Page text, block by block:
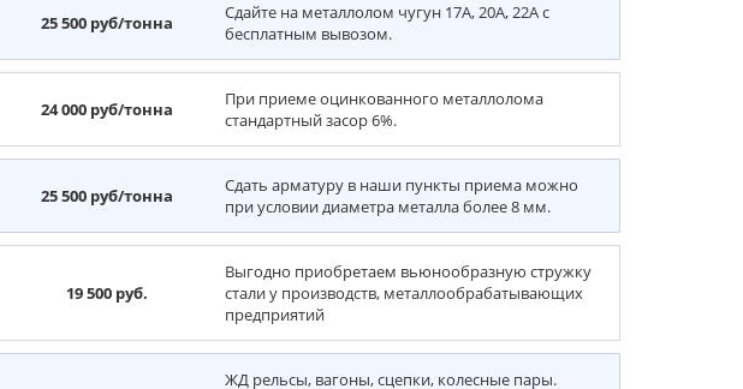
25 500 руб/тонна
Сдайте на металлолом чугун 17А, 20А, 22А с
бесплатным вывозом.
24 000 руб/тонна
При приеме оцинкованного металлолома
стандартный засор 6%.
25 500 руб/тонна
Сдать арматуру в наши пункты приема можно
при условии диаметра металла более 8 мм.
19 500 руб.
Выгодно приобретаем вьюнообразную стружку
стали у производств, металлообрабатывающих
предприятий
ЖД рельсы, вагоны, сцепки, колесные пары.